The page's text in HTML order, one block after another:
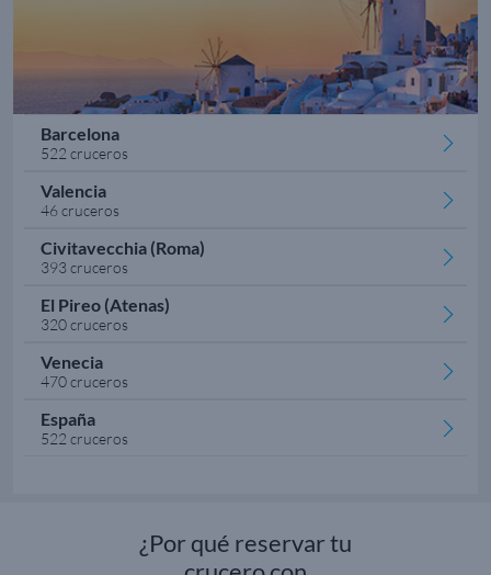
Barcelona
522 cruceros
Valencia
46 cruceros
Civitavecchia (Roma)
393 cruceros
El Pireo (Atenas)
320 cruceros
Venecia
470 cruceros
España
522 cruceros
¿Por qué reservar tu